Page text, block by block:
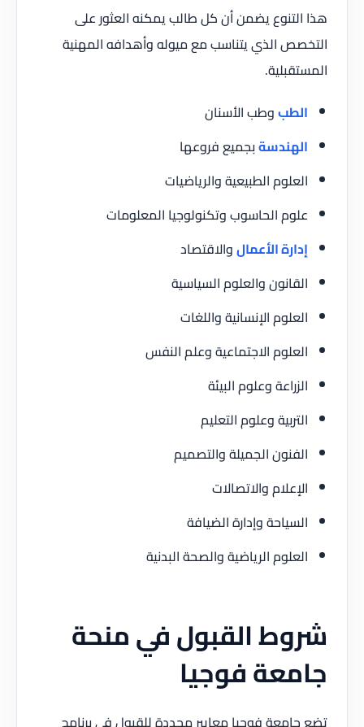
هذا التنوع يضمن أن كل طالب يمكنه العثور على
التخصص الذي يتناسب مع ميوله وأهدافه المهنية
المستقبلية.
الطبوطب الأسنان
الهندسةبجميع فروعها
العلوم الطبيعية والرياضيات
علوم الحاسوب وتكنولوجيا المعلومات
إدارة الأعمالوالاقتصاد
القانون والعلوم السياسية
العلوم الإنسانية واللغات
العلوم الاجتماعية وعلم النفس
الزراعة وعلوم البيئة
التربية وعلوم التعليم
الفنون الجميلة والتصميم
الإعلام والاتصالات
السياحة وإدارة الضيافة
العلوم الرياضية والصحة البدنية
شروط القبول في منحة
جامعة فوجيا
تضع جامعة فوجيا معايير محددة للقبول في برنامج